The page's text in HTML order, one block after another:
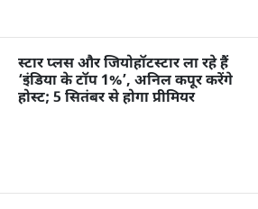
स्टार प्लस और जियोहॉटस्टार ला रहे हैं
‘इंडिया के टॉप 1%’, अनिल कपूर करेंगे
होस्ट; 5 सितंबर से होगा प्रीमियर